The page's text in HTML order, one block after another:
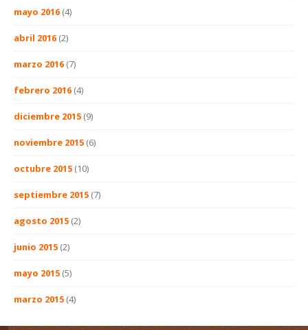
mayo 2016 (4)
abril 2016 (2)
marzo 2016 (7)
febrero 2016 (4)
diciembre 2015 (9)
noviembre 2015 (6)
octubre 2015 (10)
septiembre 2015 (7)
agosto 2015 (2)
junio 2015 (2)
mayo 2015 (5)
marzo 2015 (4)